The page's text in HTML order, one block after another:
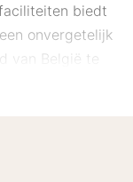
biedt
onvergetelijk
van België te
Brussel.